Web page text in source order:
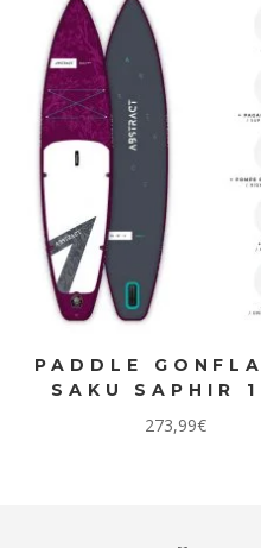
PADDLE
SAKU SAPHIR
273,99€